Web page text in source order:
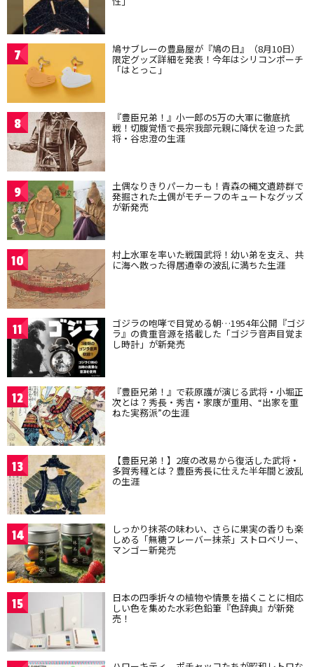
7 鳩サブレーの豊島屋が『鳩の日』（8月10日）
限定グッズ詳細を発表！今年はシリコンポーチ
「はとっこ」
8 『豊臣兄弟！』小一郎の5万の大軍に徹底抗
戦！切腹覚悟で長宗我部元親に降伏を迫った武
将・谷忠澄の生涯
9 土偶なりきりパーカーも！青森の縄文遺跡群で
発掘された土偶がモチーフのキュートなグッズ
が新発売
10 村上水軍を率いた戦国武将！幼い弟を支え、共
に海へ散った得居通幸の波乱に満ちた生涯
11 ゴジラの咆哮で目覚める朝…1954年公開『ゴジ
ラ』の貴重音源を搭載した「ゴジラ音声目覚ま
し時計」が新発売
12 『豊臣兄弟！』で萩原護が演じる武将・小堀正
次とは？秀長・秀吉・家康が重用、“出家を重
ねた実務派”の生涯
13 【豊臣兄弟！】2度の改易から復活した武将・
多賀秀種とは？豊臣秀長に仕えた半年間と波乱
の生涯
14 しっかり抹茶の味わい、さらに果実の香りも楽
しめる「無糖フレーバー抹茶」ストロベリー、
マンゴー新発売
15 日本の四季折々の植物や情景を描くことに相応
しい色を集めた水彩色鉛筆『色辞典』が新発
売！